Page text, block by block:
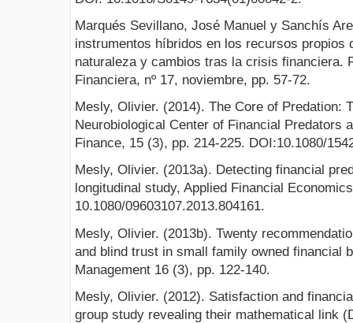
Marqués Sevillano, José Manuel y Sanchís
instrumentos híbridos en los recursos propios
naturaleza y cambios tras la crisis financiera.
Financiera, nº 17, noviembre, pp. 57-72.
Mesly, Olivier. (2014). The Core of Predation:
Neurobiological Center of Financial Predators
Finance, 15 (3), pp. 214-225. DOI:10.1080/
Mesly, Olivier. (2013a). Detecting financial
longitudinal study, Applied Financial
10.1080/09603107.2013.804161.
Mesly, Olivier. (2013b). Twenty
and blind trust in small family owned financial
Management 16 (3), pp. 122-140.
Mesly, Olivier. (2012). Satisfaction and
group study revealing their mathematical link